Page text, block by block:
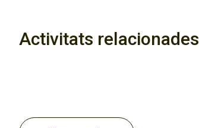
Activitats relacionades